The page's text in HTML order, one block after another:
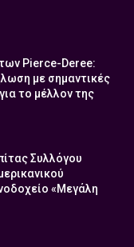
Pierce-Deree:
με σημαντικές
το μέλλον της
Συλλόγου
«Μεγάλη